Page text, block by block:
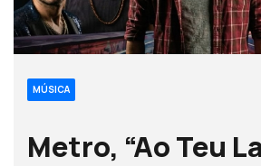
MÚSICA
Metro, “Ao Teu